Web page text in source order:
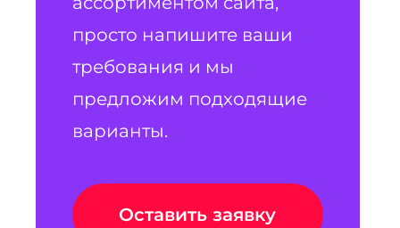
просто напишите ваши
требования и мы
предложим подходящие
варианты.
Оставить заявку